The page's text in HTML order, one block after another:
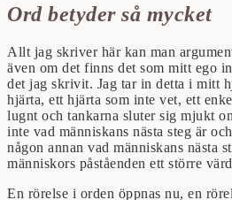
Ord betyder så mycket
Allt jag skriver här kan man
även om det finns det som mitt ego
det jag skrivit. Jag tar in detta i mitt
hjärta, ett hjärta som inte vet, ett
lugnt och tankarna sluter sig mjukt
inte vad människans nästa steg är
någon annan vad människans nästa
människors påståenden ett större
En rörelse i orden öppnas nu, en